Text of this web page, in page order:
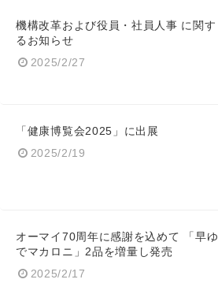
機構改革および役員・社員人事 に関す
るお知らせ
2025/2/27
「健康博覧会2025」に出展
2025/2/19
オーマイ70周年に感謝を込めて 「早ゆ
でマカロニ」2品を増量し発売
2025/2/17